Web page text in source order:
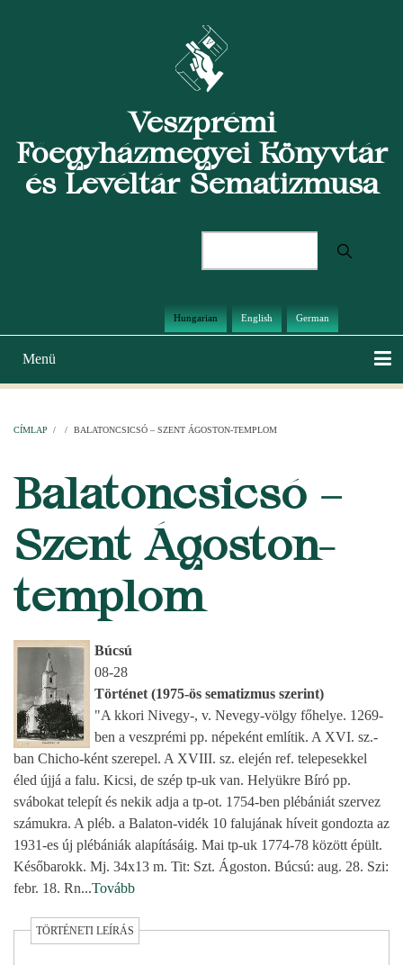
Veszprémi
Főegyházmegyei Könyvtár
és Levéltár Sematizmusa
Hungarian English German
Main
navigation
Menü
CÍMLAP / / BALATONCSICSÓ – SZENT ÁGOSTON-TEMPLOM
Balatoncsicsó –
Szent Ágoston-
templom
Búcsú
08-28
Történet (1975-ös sematizmus szerint)
"A kkori Nivegy-, v. Nevegy-völgy főhelye. 1269-
ben a veszprémi pp. népeként említik. A XVI. sz.-
ban Chicho-ként szerepel. A XVIII. sz. elején ref. telepesekkel
éled újjá a falu. Kicsi, de szép tp-uk van. Helyükre Bíró pp.
svábokat telepít és nekik adja a tp-ot. 1754-ben plébániát szervez
számukra. A pléb. a Balaton-vidék 10 falujának híveit gondozta az
1931-es új plébániák alapításáig. Mai tp-uk 1774-78 között épült.
Későbarokk. Mj. 34x13 m. Tit: Szt. Ágoston. Búcsú: aug. 28. Szi:
febr. 18. Rn...Tovább
TÖRTÉNETI LEÍRÁS